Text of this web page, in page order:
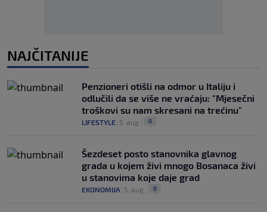
NAJČITANIJE
Penzioneri otišli na odmor u Italiju i
odlučili da se više ne vraćaju: "Mjesečni
troškovi su nam skresani na trećinu"
LIFESTYLE 5. aug. 0
Šezdeset posto stanovnika glavnog
grada u kojem živi mnogo Bosanaca živi
u stanovima koje daje grad
EKONOMIJA 5. aug. 0